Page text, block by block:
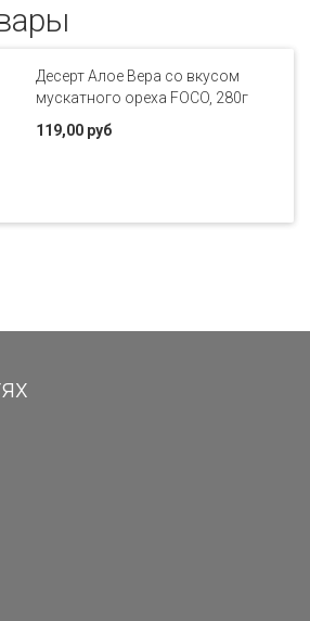
Десерт Алое Вера со вкусом
мускатного ореха FOCO, 280г
119,00 руб